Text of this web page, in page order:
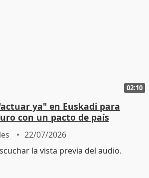
02:10
ya" en Euskadi para
con un pacto de país
22/07/2026